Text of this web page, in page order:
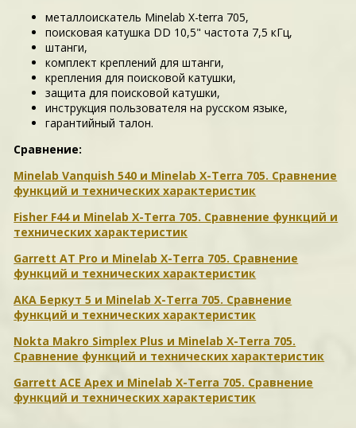
металлоискатель Minelab X-terra 705,
поисковая катушка DD 10,5" частота 7,5 кГц,
штанги,
комплект креплений для штанги,
крепления для поисковой катушки,
защита для поисковой катушки,
инструкция пользователя на русском языке,
гарантийный талон.
Сравнение:
Minelab Vanquish 540 и Minelab X-Terra 705. Сравнение
функций и технических характеристик
Fisher F44 и Minelab X-Terra 705. Сравнение функций и
технических характеристик
Garrett AT Pro и Minelab X-Terra 705. Сравнение
функций и технических характеристик
АКА Беркут 5 и Minelab X-Terra 705. Сравнение
функций и технических характеристик
Nokta Makro Simplex Plus и Minelab X-Terra 705.
Сравнение функций и технических характеристик
Garrett ACE Apex и Minelab X-Terra 705. Сравнение
функций и технических характеристик